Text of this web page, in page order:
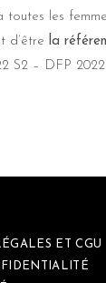
toutes les
d’être la
S2 – DFP 2022
ET CGU